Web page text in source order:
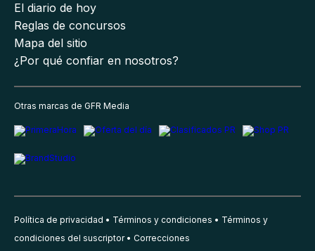
El diario de hoy
Reglas de concursos
Mapa del sitio
¿Por qué confiar en nosotros?
Otras marcas de GFR Media
Política de privacidad Términos y condiciones
Términos y
condiciones del suscriptor
Correcciones